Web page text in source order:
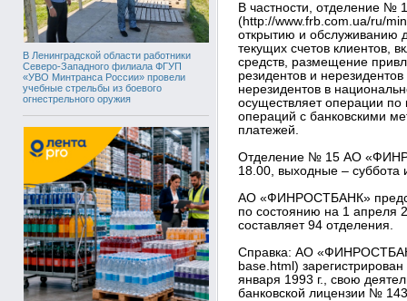
В Ленинградской области работники
Северо-Западного филиала ФГУП
«УВО Минтранса России» провели
учебные стрельбы из боевого
огнестрельного оружия
В частности, отделение
(http://www.frb.com.ua/ru/
открытию и обслуживанию
текущих счетов клиентов,
средств, размещение
резидентов и
нерезидентов в
осуществляет операции
операций с банковскими
платежей.
Отделение № 15 АО
18.00, выходные – суббота
АО «ФИНРОСТБАНК»
по состоянию на 1 апреля
составляет 94 отделения.
Справка: АО
base.html)
января 1993 г., свою
банковской лицензии №